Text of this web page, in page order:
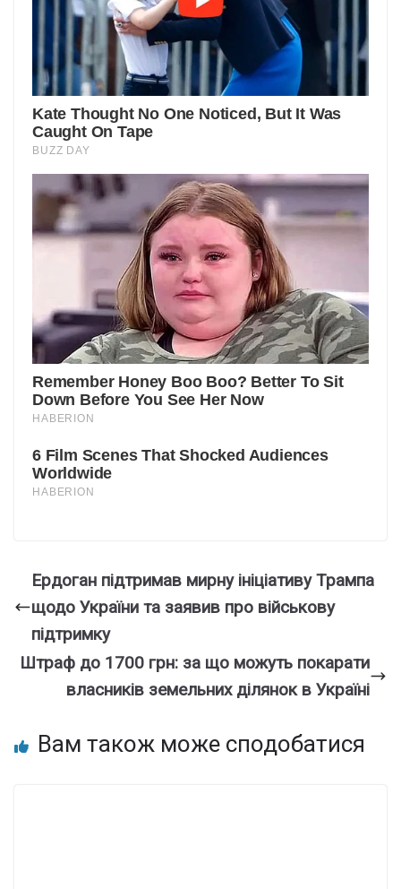
Ердоган підтримав мирну ініціативу Трампа
щодо України та заявив про військову
підтримку
Штраф до 1700 грн: за що можуть покарати
власників земельних ділянок в Україні
Вам також може сподобатися